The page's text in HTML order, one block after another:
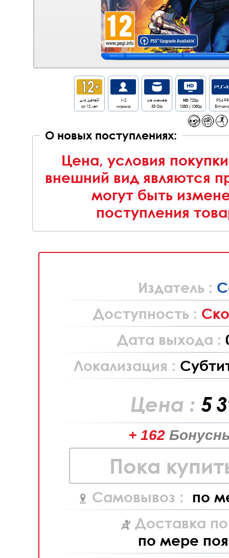
для детей
от 12 лет
1-2
игрока
не менее
55 Gb
HD720p
1080i|1080p
PS4
О новых поступлениях:
Цена, условия
внешний вид являются
могут быть
поступления
Издатель :
Доступность :
Дата выхода :
Локализация :
Цена : 5
+ 162
Пока
Самовывоз : по
Доставка
по мере